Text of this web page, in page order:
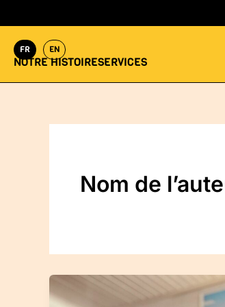
contenu
FR EN
NOTRE HISTOIRESERVICES
Nom de